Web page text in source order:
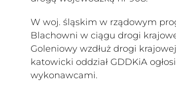
W woj. śląskim w rządowym
Blachowni w ciągu drogi
Goleniowy wzdłuż drogi
katowicki oddział GDDKiA
wykonawcami.